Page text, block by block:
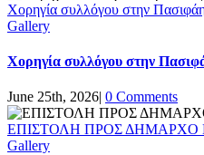
Χορηγία συλλόγου στην
Gallery
Χορηγία συλλόγου στην
June 25th, 2026| 0 Comments
ΕΠΙΣΤΟΛΗ ΠΡΟΣ ΔΗΜΑΡΧΟ
Gallery